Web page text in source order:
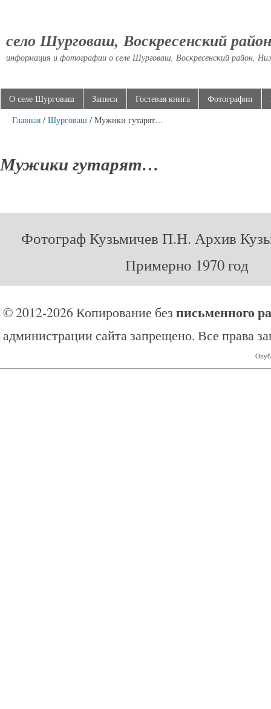
село Шурговаш, Воскресенский район
информация и фотографии о селе Шурговаш, Воскресенский район,
О селе Шурговаш Записи Гостевая книга Фотографии
Главная / Шурговаш / Мужики гутарят…
Мужики гутарят…
Фотограф Кузьмичев П.Н. Архив
Примерно 1970 год
© 2012-2026 Копирование без письменного
администрации сайта запрещено. Все права